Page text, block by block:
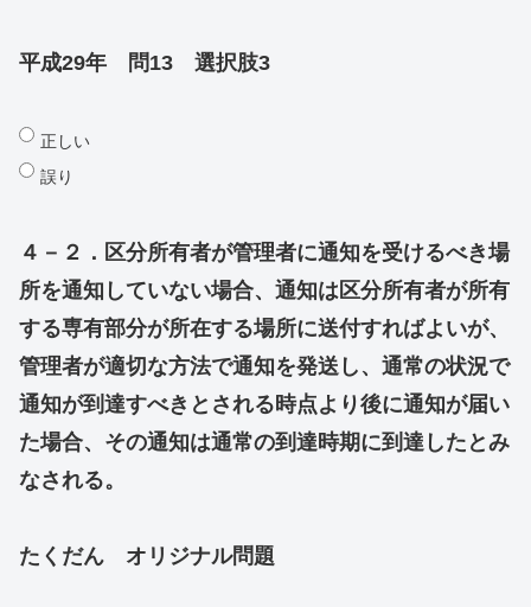
平成29年 問13 選択肢3
正しい
誤り
４－２．区分所有者が管理者に通知を受けるべき場
所を通知していない場合、通知は区分所有者が所有
する専有部分が所在する場所に送付すればよいが、
管理者が適切な方法で通知を発送し、通常の状況で
通知が到達すべきとされる時点より後に通知が届い
た場合、その通知は通常の到達時期に到達したとみ
なされる。
たくだん オリジナル問題